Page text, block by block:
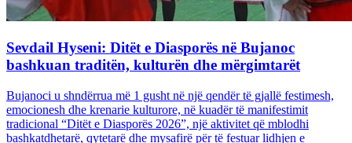
Sevdail Hyseni: Ditët e Diasporës në Bujanoc
bashkuan traditën, kulturën dhe mërgimtarët
Bujanoci u shndërrua më 1 gusht në një qendër të gjallë festimesh,
emocionesh dhe krenarie kulturore, në kuadër të manifestimit
tradicional “Ditët e Diasporës 2026”, një aktivitet që mblodhi
bashkatdhetarë, qytetarë dhe mysafirë për të festuar lidhjen e